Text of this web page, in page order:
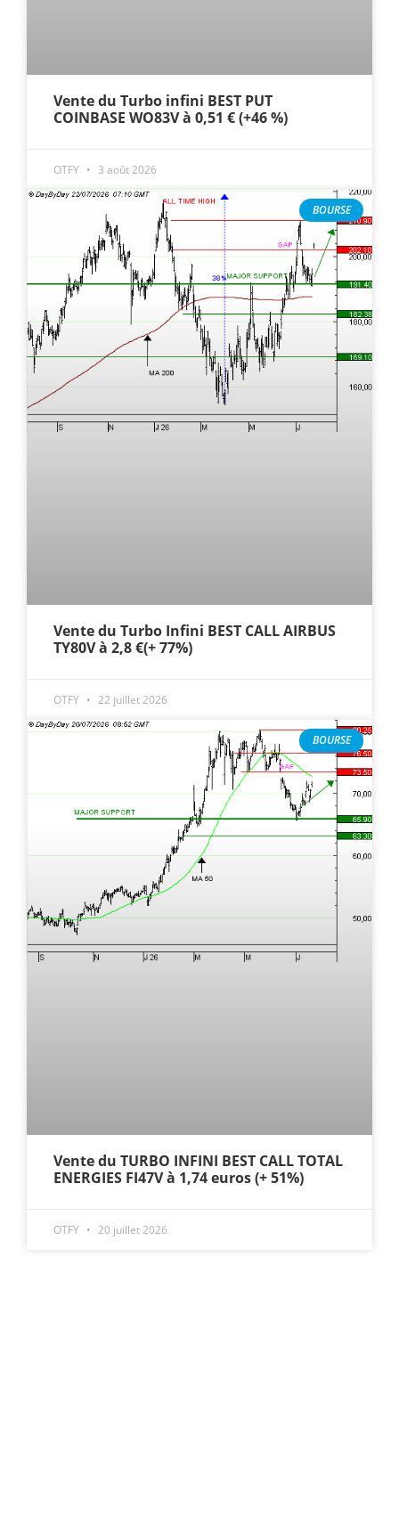
Vente du Turbo infini BEST PUT
COINBASE WO83V à 0,51 € (+46 %)
OTFY 3 août 2026
BOURSE
Vente du Turbo Infini BEST CALL AIRBUS
TY80V à 2,8 €(+ 77%)
OTFY 22 juillet 2026
BOURSE
Vente du TURBO INFINI BEST CALL TOTAL
ENERGIES FI47V à 1,74 euros (+ 51%)
OTFY 20 juillet 2026